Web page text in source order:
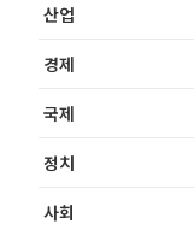
산업
경제
국제
정치
사회